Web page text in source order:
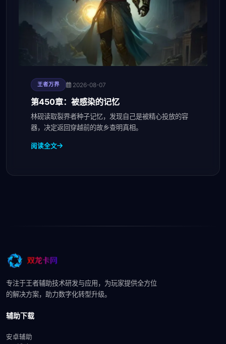
王者万界 2026-08-07
第450章：被感染的记忆
林砚读取裂界者种子记忆，发现自己是被精心投放的容
器，决定返回穿越前的故乡查明真相。
阅读全文
专注于王者辅助技术研发与应用，为玩家提供全方位
的解决方案，助力数字化转型升级。
辅助下载
安卓辅助